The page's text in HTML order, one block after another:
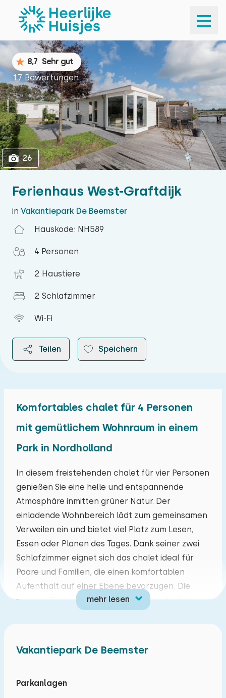
1
Ferienhaus West-Graftdijk
in Vakantiepark De Beemster
Hauskode: NH589
4 Personen
2 Haustiere
2 Schlafzimmer
Wi-Fi
Teilen Speichern
8,7 Sehr gut
17 Bewertungen
26
Komfortables chalet für 4 Personen
mit gemütlichem Wohnraum in einem
Park in Nordholland
In diesem freistehenden chalet für vier Personen
genießen Sie eine helle und entspannende
Atmosphäre inmitten grüner Natur. Der
einladende Wohnbereich lädt zum gemeinsamen
Verweilen ein und bietet viel Platz zum Lesen,
Essen oder Planen des Tages. Dank seiner zwei
Schlafzimmer eignet sich das chalet ideal für
Paare und Familien, die einen komfortablen
Aufenthalt auf einer Ebene bevorzugen. Die
sonnige Terrasse bietet viel Platz, um die Natur
Der Park bietet Annehmlichkeiten für einen noch
Hallenbad, ein Wellnesscenter, einen
mehr lesen
August 2026
Mo Di Mi Do Fr Sa So
27 28 29 30 31 01
03 04 05 06 07 08 09
10 11 12 13 14 15 16
17 18 19 20 21 22
Vakantiepark De Beemster
Parkanlagen